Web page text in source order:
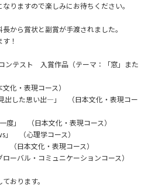
りますので楽しみにお待ちください。
から賞状と副賞が手渡されました。
！
ンテスト 入賞作品（テーマ：「窓」また
・表現コース）
した思い出―」 （日本文化・表現コー
」 （日本文化・表現コース）
（心理学コース）
日本文化・表現コース）
バル・コミュニケーションコース）
おります。